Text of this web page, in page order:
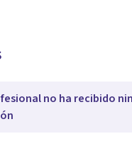
no ha recibido